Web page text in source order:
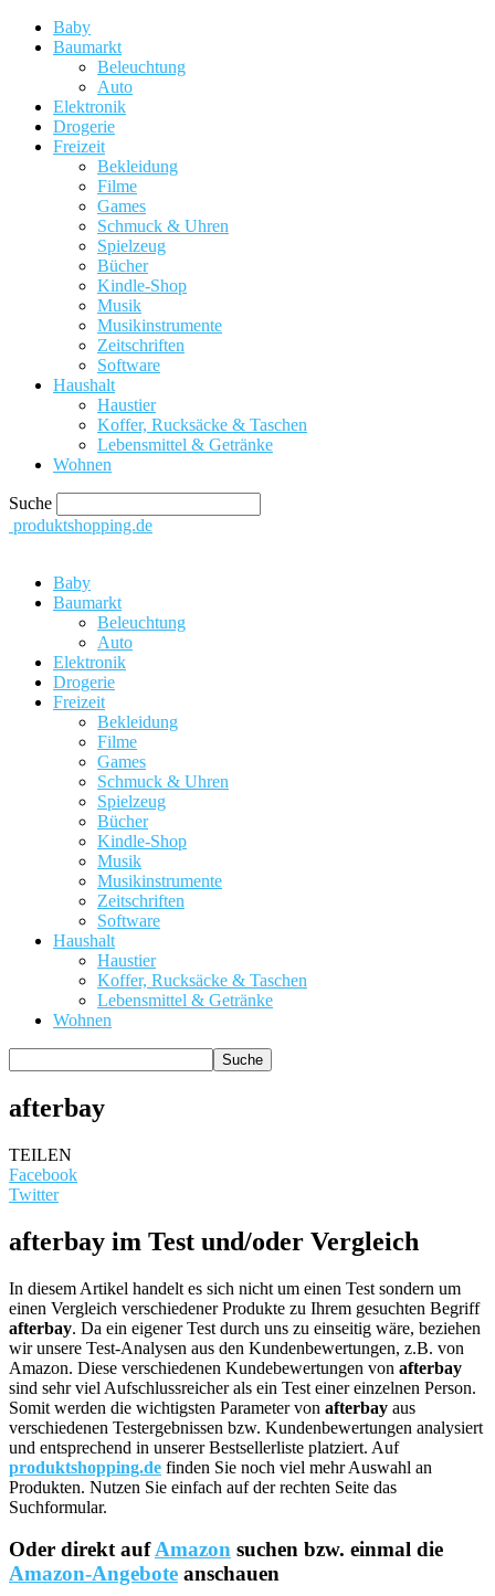
Baby
Baumarkt
Beleuchtung
Auto
Elektronik
Drogerie
Freizeit
Bekleidung
Filme
Games
Schmuck & Uhren
Spielzeug
Bücher
Kindle-Shop
Musik
Musikinstrumente
Zeitschriften
Software
Haushalt
Haustier
Koffer, Rucksäcke & Taschen
Lebensmittel & Getränke
Wohnen
Suche
produktshopping.de
Baby
Baumarkt
Beleuchtung
Auto
Elektronik
Drogerie
Freizeit
Bekleidung
Filme
Games
Schmuck & Uhren
Spielzeug
Bücher
Kindle-Shop
Musik
Musikinstrumente
Zeitschriften
Software
Haushalt
Haustier
Koffer, Rucksäcke & Taschen
Lebensmittel & Getränke
Wohnen
afterbay
TEILEN
Facebook
Twitter
afterbay im Test und/oder Vergleich
In diesem Artikel handelt es sich nicht um einen Test sondern um
einen Vergleich verschiedener Produkte zu Ihrem gesuchten Begriff
afterbay. Da ein eigener Test durch uns zu einseitig wäre, beziehen
wir unsere Test-Analysen aus den Kundenbewertungen, z.B. von
Amazon. Diese verschiedenen Kundebewertungen von afterbay
sind sehr viel Aufschlussreicher als ein Test einer einzelnen Person.
Somit werden die wichtigsten Parameter von afterbay aus
verschiedenen Testergebnissen bzw. Kundenbewertungen analysiert
und entsprechend in unserer Bestsellerliste platziert. Auf
produktshopping.de finden Sie noch viel mehr Auswahl an
Produkten. Nutzen Sie einfach auf der rechten Seite das
Suchformular.
Oder direkt aufAmazon suchen bzw. einmal die
Amazon-Angebote anschauen